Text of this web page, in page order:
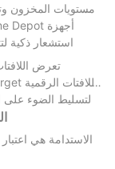
ومستويات المخزون
استشعار ذكية
تعرض
لتسليط الضوء على
الاستدامة هي